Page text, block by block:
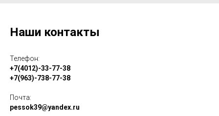
Наши контакты
Телефон:
+7(4012)-33-77-38
+7(963)-738-77-38
Почта:
pessok39@yandex.ru